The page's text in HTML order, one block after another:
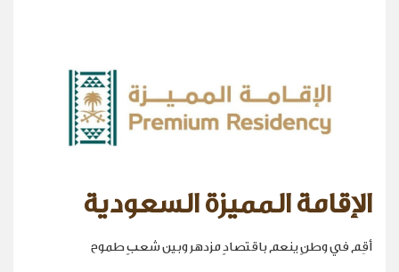
الإقامة المميزة السعودية
أقِم في وطنٍ ينعم باقتصادٍ مزدهر وبين شعبٍ طموح